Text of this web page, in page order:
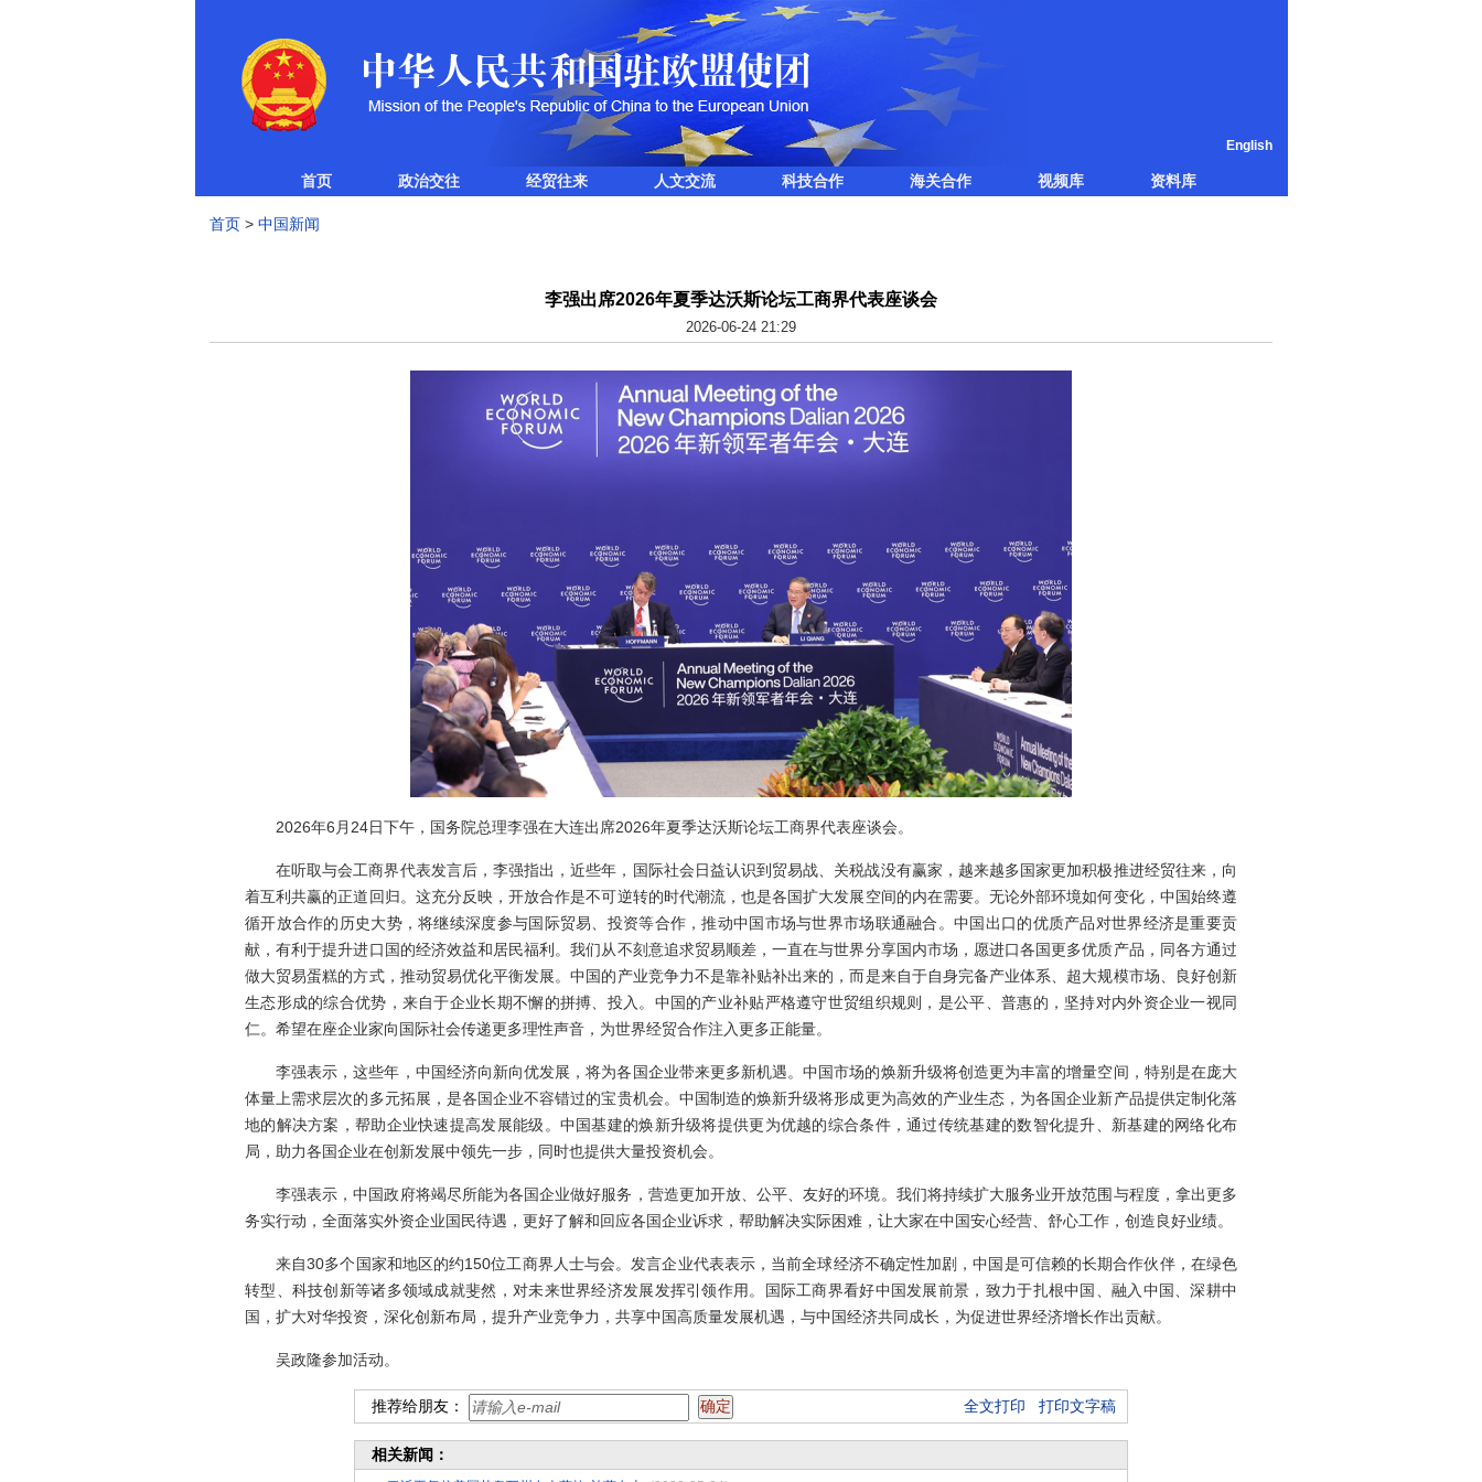
English
首页 政治交往 经贸往来 人文交流 科技合作 海关合作 视频库 资料库
首页 > 中国新闻
李强出席2026年夏季达沃斯论坛工商界代表座谈会
2026-06-24 21:29
2026年6月24日下午，国务院总理李强在大连出席2026年夏季达沃斯论坛工商界代表座谈会。
在听取与会工商界代表发言后，李强指出，近些年，国际社会日益认识到贸易战、关税战没有赢家，越来越多国家更加积极推进经贸往来，向
着互利共赢的正道回归。这充分反映，开放合作是不可逆转的时代潮流，也是各国扩大发展空间的内在需要。无论外部环境如何变化，中国始终遵
循开放合作的历史大势，将继续深度参与国际贸易、投资等合作，推动中国市场与世界市场联通融合。中国出口的优质产品对世界经济是重要贡
献，有利于提升进口国的经济效益和居民福利。我们从不刻意追求贸易顺差，一直在与世界分享国内市场，愿进口各国更多优质产品，同各方通过
做大贸易蛋糕的方式，推动贸易优化平衡发展。中国的产业竞争力不是靠补贴补出来的，而是来自于自身完备产业体系、超大规模市场、良好创新
生态形成的综合优势，来自于企业长期不懈的拼搏、投入。中国的产业补贴严格遵守世贸组织规则，是公平、普惠的，坚持对内外资企业一视同
仁。希望在座企业家向国际社会传递更多理性声音，为世界经贸合作注入更多正能量。
李强表示，这些年，中国经济向新向优发展，将为各国企业带来更多新机遇。中国市场的焕新升级将创造更为丰富的增量空间，特别是在庞大
体量上需求层次的多元拓展，是各国企业不容错过的宝贵机会。中国制造的焕新升级将形成更为高效的产业生态，为各国企业新产品提供定制化落
地的解决方案，帮助企业快速提高发展能级。中国基建的焕新升级将提供更为优越的综合条件，通过传统基建的数智化提升、新基建的网络化布
局，助力各国企业在创新发展中领先一步，同时也提供大量投资机会。
李强表示，中国政府将竭尽所能为各国企业做好服务，营造更加开放、公平、友好的环境。我们将持续扩大服务业开放范围与程度，拿出更多
务实行动，全面落实外资企业国民待遇，更好了解和回应各国企业诉求，帮助解决实际困难，让大家在中国安心经营、舒心工作，创造良好业绩。
来自30多个国家和地区的约150位工商界人士与会。发言企业代表表示，当前全球经济不确定性加剧，中国是可信赖的长期合作伙伴，在绿色
转型、科技创新等诸多领域成就斐然，对未来世界经济发展发挥引领作用。国际工商界看好中国发展前景，致力于扎根中国、融入中国、深耕中
国，扩大对华投资，深化创新布局，提升产业竞争力，共享中国高质量发展机遇，与中国经济共同成长，为促进世界经济增长作出贡献。
吴政隆参加活动。
推荐给朋友： 全文打印 打印文字稿
相关新闻：